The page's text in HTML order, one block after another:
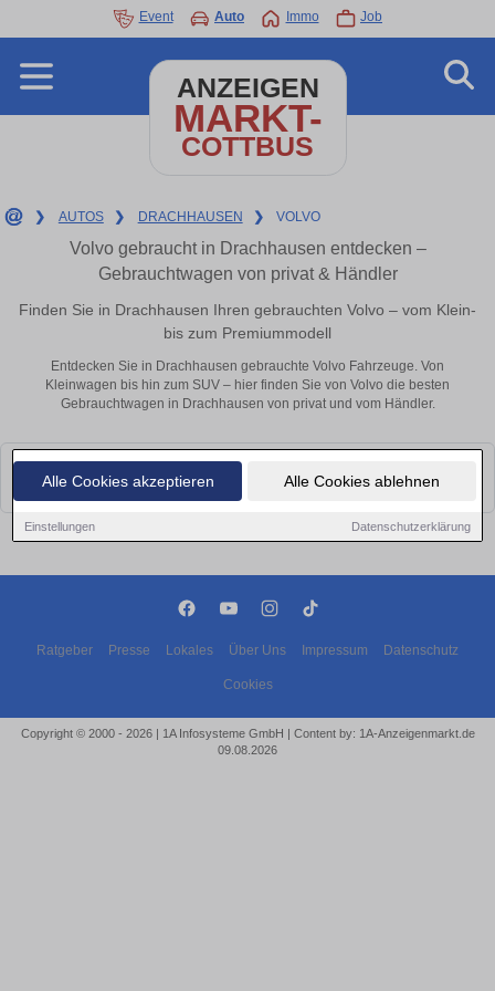
Alle Cookies akzeptieren Alle Cookies ablehnen
Einstellungen Datenschutzerklärung
Event Auto Immo Job
ANZEIGEN
MARKT-
COTTBUS
❯ AUTOS ❯ DRACHHAUSEN ❯ VOLVO
Volvo gebraucht in Drachhausen entdecken –
Gebrauchtwagen von privat & Händler
Finden Sie in Drachhausen Ihren gebrauchten Volvo – vom Klein-
bis zum Premiummodell
Entdecken Sie in Drachhausen gebrauchte Volvo Fahrzeuge. Von
Kleinwagen bis hin zum SUV – hier finden Sie von Volvo die besten
Gebrauchtwagen in Drachhausen von privat und vom Händler.
Leider konnten wir derzeit keine passenden Autos finden. Schauen Sie
bald wieder vorbei!
Ratgeber Presse Lokales Über Uns Impressum Datenschutz
Cookies
Copyright © 2000 - 2026 | 1A Infosysteme GmbH | Content by: 1A-Anzeigenmarkt.de
09.08.2026